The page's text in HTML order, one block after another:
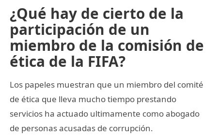
¿Qué hay de cierto de la
participación de un
miembro de la comisión de
ética de la FIFA?
Los papeles muestran que un miembro del comité
de ética que lleva mucho tiempo prestando
servicios ha actuado ultimamente como abogado
de personas acusadas de corrupción.